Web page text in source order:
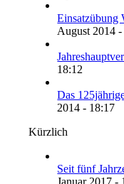
Einsatzübung
August 2014
18:12
Das
2014 - 18:17
Kürzlich
Seit fünf